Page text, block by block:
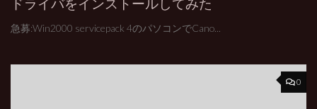
急募:Win2000 servicepack 4のパソコンでCano...
0